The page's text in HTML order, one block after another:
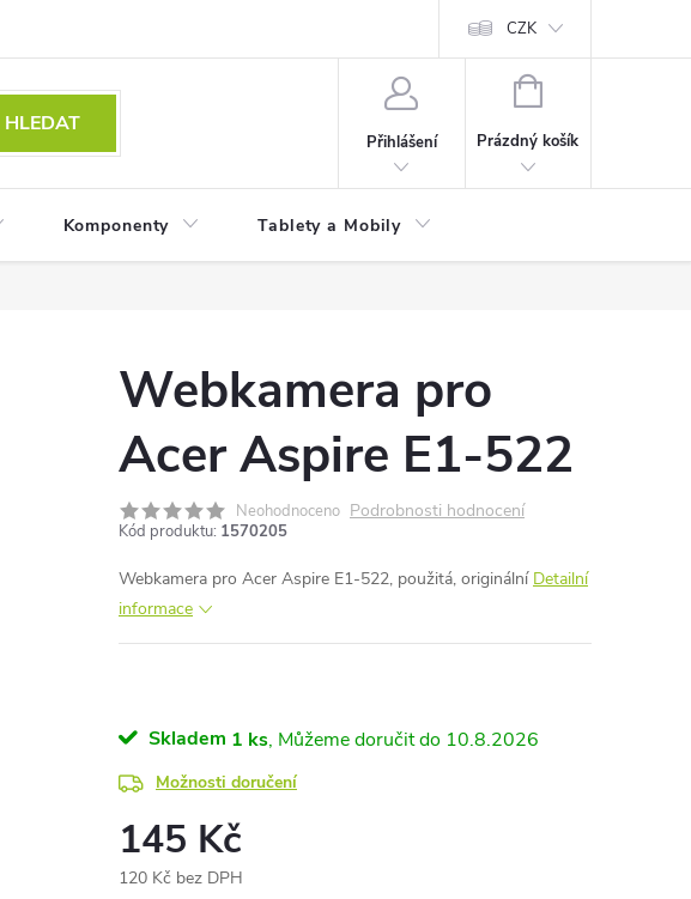
CZK
HLEDAT
Přihlášení
NÁKUPNÍ
Prázdný košík
Komponenty Tablety a Mobily
Webkamera pro
Acer Aspire E1-522
Neohodnoceno Podrobnosti hodnocení
Kód produktu: 1570205
Webkamera pro Acer Aspire E1-522, použitá, originální Detailní
informace
Skladem 1 ks 10.8.2026
Možnosti doručení
145 Kč
120 Kč bez DPH